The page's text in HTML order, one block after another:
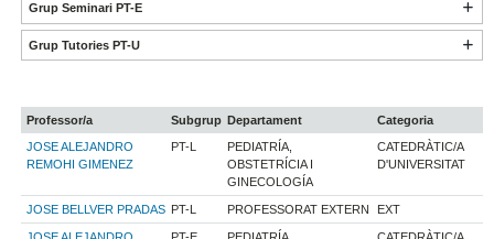
Grup Seminari PT-E
Grup Tutories PT-U
Professor/a Subgrup Departament
Categoria
JOSE ALEJANDRO
REMOHI GIMENEZ
PT-L
PEDIATRÍA,
OBSTETRÍCIA I
GINECOLOGÍA
CATEDRÀTIC/A
D'UNIVERSITAT
JOSE BELLVER PRADAS PT-L PROFESSORAT EXTERN EXT